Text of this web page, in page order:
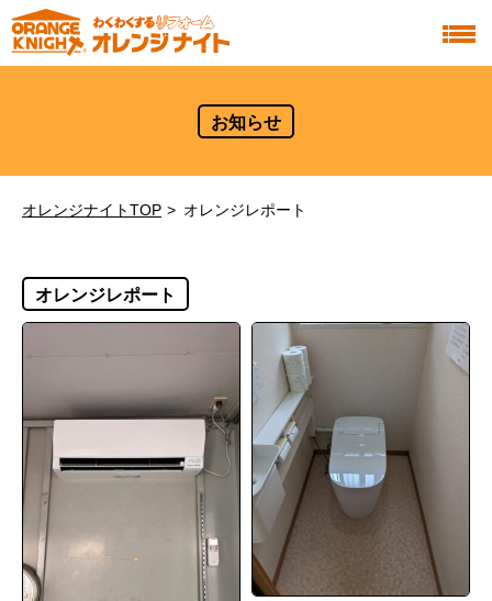
お知らせ
オレンジナイトTOP オレンジレポート
オレンジレポート